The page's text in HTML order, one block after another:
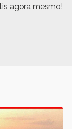
agora mesmo!